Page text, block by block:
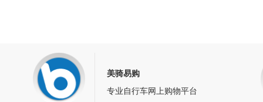
美骑易购
专业自行车网上购物平台